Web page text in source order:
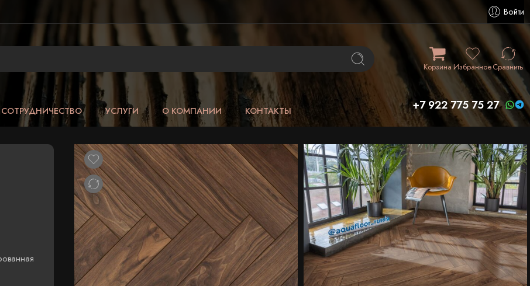
Войти
КорзинаИзбранноеСравнить
СОТРУДНИЧЕСТВО УСЛУГИ О КОМПАНИИ КОНТАКТЫ +7 922 775 75 27